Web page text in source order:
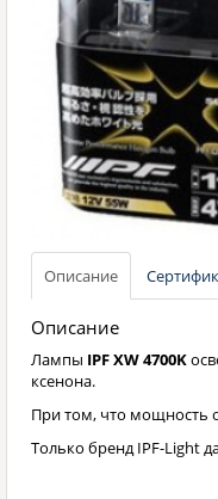
Описание
Описание
Лампы IPF XW 4700K
ксенона.
При том, что мощность
Только бренд IPF-Light